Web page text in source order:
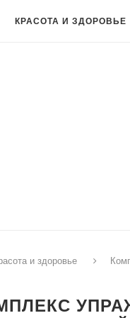
КРАСОТА И ЗДОРОВЬЕ
и здоровье